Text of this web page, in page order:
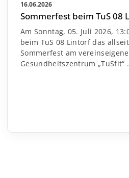
16.06.2026
Sommerfest beim TuS 08
Am Sonntag, 05. Juli 2026,
beim TuS 08 Lintorf das
Sommerfest am
Gesundheitszentrum „TuSfit“